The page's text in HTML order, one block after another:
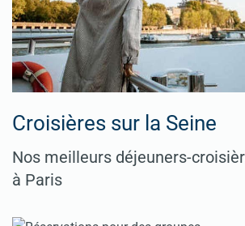
Croisières sur la Seine
Nos meilleurs déjeuners-
à Paris